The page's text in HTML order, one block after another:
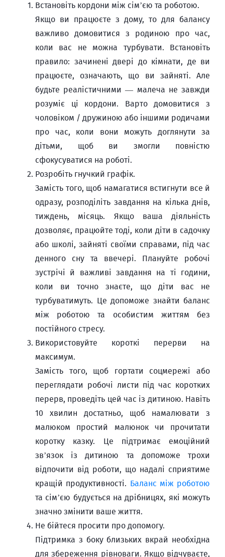
Встановіть кордони між сім’єю та роботою.
Якщо ви працюєте з дому, то для балансу
важливо домовитися з родиною про час,
коли вас не можна турбувати. Встановіть
правило: зачинені двері до кімнати, де ви
працюєте, означають, що ви зайняті. Але
будьте реалістичними — малеча не завжди
розуміє ці кордони. Варто домовитися з
чоловіком / дружиною або іншими родичами
про час, коли вони можуть доглянути за
дітьми, щоб ви змогли повністю
сфокусуватися на роботі.
Розробіть гнучкий графік.
Замість того, щоб намагатися встигнути все й
одразу, розподіліть завдання на кілька днів,
тиждень, місяць. Якщо ваша діяльність
дозволяє, працюйте тоді, коли діти в садочку
або школі, зайняті своїми справами, під час
денного сну та ввечері. Плануйте робочі
зустрічі й важливі завдання на ті години,
коли ви точно знаєте, що діти вас не
турбуватимуть. Це допоможе знайти баланс
між роботою та особистим життям без
постійного стресу.
Використовуйте короткі перерви на
максимум.
Замість того, щоб гортати соцмережі або
переглядати робочі листи під час коротких
перерв, проведіть цей час із дитиною. Навіть
10 хвилин достатньо, щоб намалювати з
малюком простий малюнок чи прочитати
коротку казку. Це підтримає емоційний
зв’язок із дитиною та допоможе трохи
відпочити від роботи, що надалі сприятиме
кращій продуктивності. Баланс між роботою
та сім’єю будується на дрібницях, які можуть
значно змінити ваше життя.
Не бійтеся просити про допомогу.
Підтримка з боку близьких вкрай необхідна
для збереження рівноваги. Якщо відчуваєте,